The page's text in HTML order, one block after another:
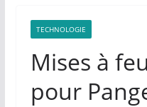
TECHNOLOGIE
Mises à
pour